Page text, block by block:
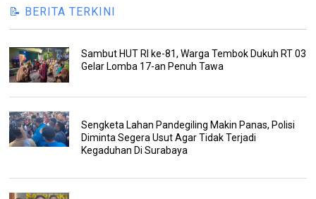
📝 BERITA TERKINI
Sambut HUT RI ke-81, Warga Tembok Dukuh RT 03
Gelar Lomba 17-an Penuh Tawa
Sengketa Lahan Pandegiling Makin Panas, Polisi
Diminta Segera Usut Agar Tidak Terjadi
Kegaduhan Di Surabaya